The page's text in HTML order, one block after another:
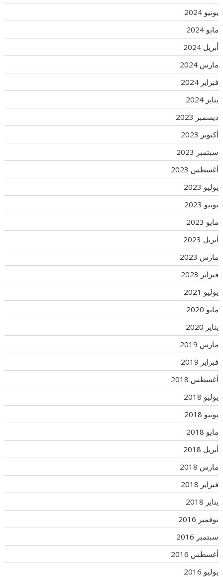
يونيو 2024
مايو 2024
أبريل 2024
مارس 2024
فبراير 2024
يناير 2024
ديسمبر 2023
أكتوبر 2023
سبتمبر 2023
أغسطس 2023
يوليو 2023
يونيو 2023
مايو 2023
أبريل 2023
مارس 2023
فبراير 2023
يوليو 2021
مايو 2020
يناير 2020
مارس 2019
فبراير 2019
أغسطس 2018
يوليو 2018
يونيو 2018
مايو 2018
أبريل 2018
مارس 2018
فبراير 2018
يناير 2018
نوفمبر 2016
سبتمبر 2016
أغسطس 2016
يوليو 2016